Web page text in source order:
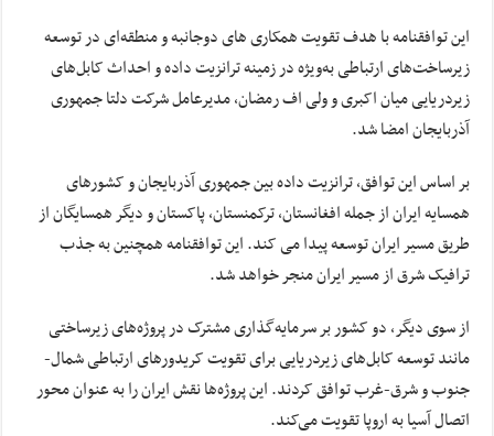
این توافقنامه با هدف تقویت همکاری های دوجانبه و منطقه‌ای در توسعه
زیرساخت‌های ارتباطی به‌ویژه در زمینه ترانزیت داده و احداث کابل‌های
زیردریایی میان اکبری و ولی اف رمضان، مدیرعامل شرکت دلتا جمهوری
آذربایجان امضا شد.
بر اساس این توافق، ترانزیت داده بین جمهوری آذربایجان و کشورهای
همسایه ایران از جمله افغانستان، ترکمنستان، پاکستان و دیگر همسایگان از
طریق مسیر ایران توسعه پیدا می کند. این توافقنامه همچنین به جذب
ترافیک شرق از مسیر ایران منجر خواهد شد.
از سوی دیگر، دو کشور بر سرمایه‌گذاری مشترک در پروژه‌های زیرساختی
مانند توسعه کابل‌های زیردریایی برای تقویت کریدورهای ارتباطی شمال-
جنوب و شرق-غرب توافق کردند. این پروژه‌ها نقش ایران را به عنوان محور
اتصال آسیا به اروپا تقویت می‌کند.